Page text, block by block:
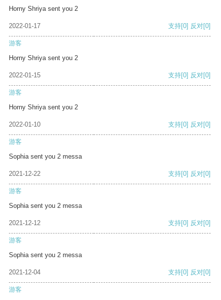
Horny Shriya sent you 2
2022-01-17 支持[0] 反对[0]
游客
Horny Shriya sent you 2
2022-01-15 支持[0] 反对[0]
游客
Horny Shriya sent you 2
2022-01-10 支持[0] 反对[0]
游客
Sophia sent you 2 messa
2021-12-22 支持[0] 反对[0]
游客
Sophia sent you 2 messa
2021-12-12 支持[0] 反对[0]
游客
Sophia sent you 2 messa
2021-12-04 支持[0] 反对[0]
游客